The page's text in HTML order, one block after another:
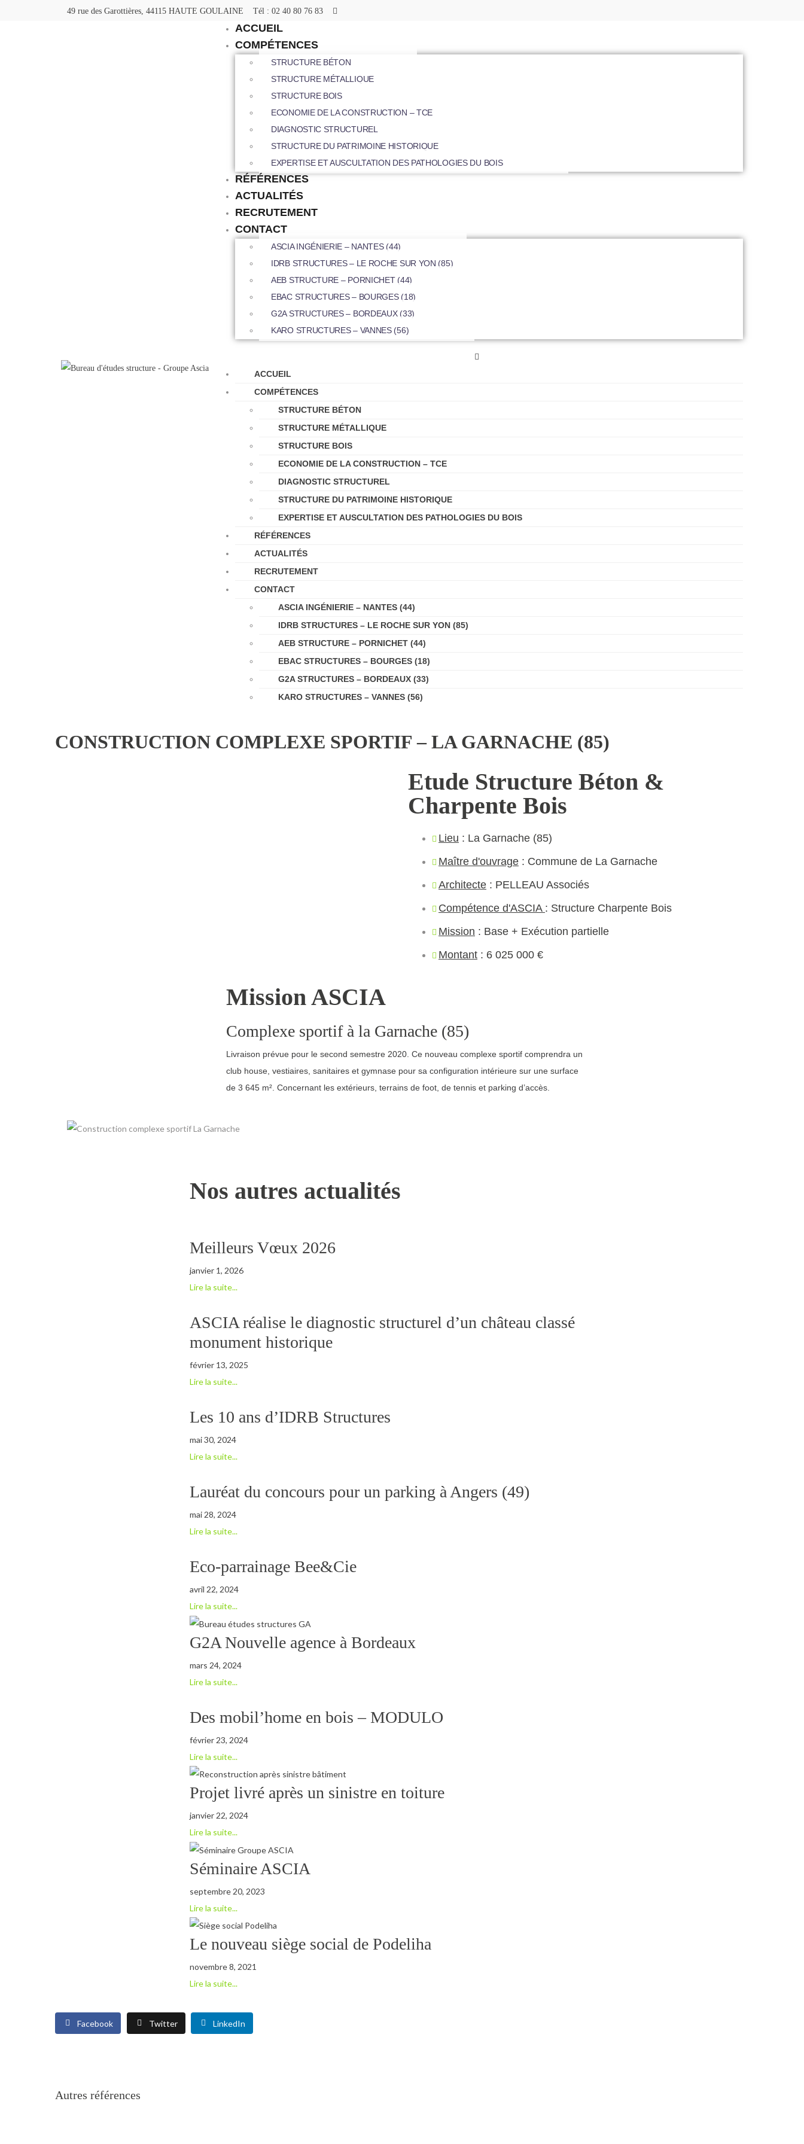
49 rue des Garottières, 44115 HAUTE GOULAINE Tél : 02 40 80 76 83
ACCUEIL
COMPÉTENCES
STRUCTURE BÉTON
STRUCTURE MÉTALLIQUE
STRUCTURE BOIS
ECONOMIE DE LA CONSTRUCTION – TCE
DIAGNOSTIC STRUCTUREL
STRUCTURE DU PATRIMOINE HISTORIQUE
EXPERTISE ET AUSCULTATION DES PATHOLOGIES DU BOIS
RÉFÉRENCES
ACTUALITÉS
RECRUTEMENT
CONTACT
ASCIA INGÉNIERIE – NANTES (44)
IDRB STRUCTURES – LE ROCHE SUR YON (85)
AEB STRUCTURE – PORNICHET (44)
EBAC STRUCTURES – BOURGES (18)
G2A STRUCTURES – BORDEAUX (33)
KARO STRUCTURES – VANNES (56)
ACCUEIL
COMPÉTENCES
STRUCTURE BÉTON
STRUCTURE MÉTALLIQUE
STRUCTURE BOIS
ECONOMIE DE LA CONSTRUCTION – TCE
DIAGNOSTIC STRUCTUREL
STRUCTURE DU PATRIMOINE HISTORIQUE
EXPERTISE ET AUSCULTATION DES PATHOLOGIES DU BOIS
RÉFÉRENCES
ACTUALITÉS
RECRUTEMENT
CONTACT
ASCIA INGÉNIERIE – NANTES (44)
IDRB STRUCTURES – LE ROCHE SUR YON (85)
AEB STRUCTURE – PORNICHET (44)
EBAC STRUCTURES – BOURGES (18)
G2A STRUCTURES – BORDEAUX (33)
KARO STRUCTURES – VANNES (56)
CONSTRUCTION COMPLEXE SPORTIF – LA GARNACHE (85)
Etude Structure Béton &
Charpente Bois
Lieu : La Garnache (85)
Maître d'ouvrage : Commune de La Garnache
Architecte : PELLEAU Associés
Compétence d'ASCIA : Structure Charpente Bois
Mission : Base + Exécution partielle
Montant : 6 025 000 €
Mission ASCIA
Complexe sportif à la Garnache (85)
Livraison prévue pour le second semestre 2020. Ce nouveau complexe sportif comprendra un
club house, vestiaires, sanitaires et gymnase pour sa configuration intérieure sur une surface
de 3 645 m². Concernant les extérieurs, terrains de foot, de tennis et parking d’accès.
Nos autres actualités
Meilleurs Vœux 2026
janvier 1, 2026
Lire la suite...
ASCIA réalise le diagnostic structurel d’un château classé
monument historique
février 13, 2025
Lire la suite...
Les 10 ans d’IDRB Structures
mai 30, 2024
Lire la suite...
Lauréat du concours pour un parking à Angers (49)​
mai 28, 2024
Lire la suite...
Eco-parrainage Bee&Cie
avril 22, 2024
Lire la suite...
G2A Nouvelle agence à Bordeaux
mars 24, 2024
Lire la suite...
Des mobil’home en bois – MODULO
février 23, 2024
Lire la suite...
Projet livré après un sinistre en toiture
janvier 22, 2024
Lire la suite...
Séminaire ASCIA
septembre 20, 2023
Lire la suite...
Le nouveau siège social de Podeliha
novembre 8, 2021
Lire la suite...
Facebook Twitter LinkedIn
Autres références